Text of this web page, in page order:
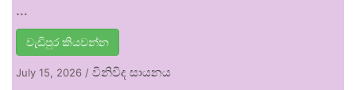
…
වැඩිපුර කියවන්න
July 15, 2026 / විනිවිද සායනය